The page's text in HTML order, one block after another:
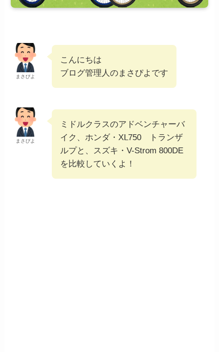
まさぴよ
こんにちは
ブログ管理人のまさぴよです
まさぴよ
ミドルクラスのアドベンチャーバ
イク、ホンダ・XⅬ750 トランザ
ルプと、スズキ・V-Strom 800DE
を比較していくよ！